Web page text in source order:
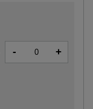
- +